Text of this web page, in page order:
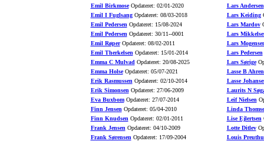
Emil BirkmoseOpdateret: 02/01-2020
Emil I FuglsangOpdateret: 08/03-2018
Emil Pedersen Opdateret: 15/08-2024
Emil Pedersen Opdateret: 30/11--0001
Emil RøperOpdateret: 08/02-2011
Emil Therkelsen Opdateret: 15/01-2014
Emma C Mulvad Opdateret: 20/08-2025
Emma HolseOpdateret: 05/07-2021
Erik Rasmussen Opdateret: 02/10-2014
Erik Simonsen Opdateret: 27/06-2009
Eva BuxbomOpdateret: 27/07-2014
Finn Jensen Opdateret: 05/04-2010
Finn Knudsen Opdateret: 02/01-2011
Frank Jensen Opdateret: 04/10-2009
Frank Sørensen Opdateret: 17/09-2004
Lars Andersen
Lars Keiding
Lars Mardov
Lars
Lars
Lars Pedersen
Lars Sørige
Lasse B
Lasse
Laurits N
Leif Nielsen
Linda
Lise Ejlertsen
Lotte Ditlev
Louis